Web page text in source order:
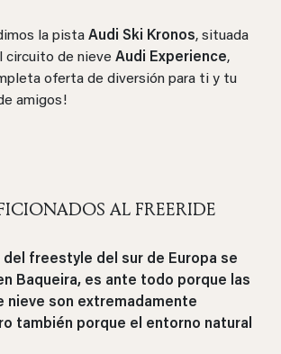
la pista Audi Ski Kronos, situada
circuito de nieve Audi Experience,
oferta de diversión para ti y tu
amigos!
AL FREERIDE
del freestyle del sur de Europa se
Baqueira, es ante todo porque las
nieve son extremadamente
también porque el entorno natural